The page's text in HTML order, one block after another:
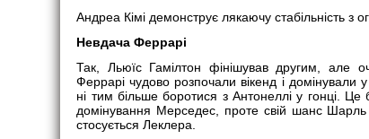
Андреа Кімі демонструє лякаючу стабільність з
Невдача Феррарі
Так, Льюїс Гамілтон фінішував другим, але
Феррарі чудово розпочали вікенд і домінували
ні тим більше боротися з Антонеллі у гонці.
домінування Мерседес, проте свій шанс
стосується Леклера.